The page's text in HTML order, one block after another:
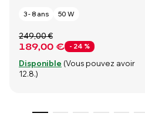
3 - 8 ans 50 W
189,00 € - 24 %
249,00 €
Disponible (Vous pouvez avoir
12.8.)